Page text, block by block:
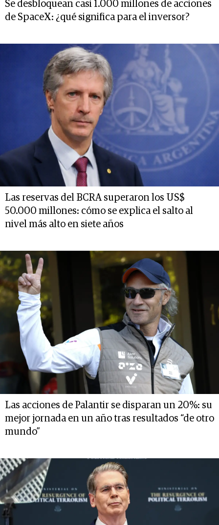
Se desbloquean casi 1.000 millones de acciones
de SpaceX: ¿qué significa para el inversor?
Las reservas del BCRA superaron los US$
50.000 millones: cómo se explica el salto al
nivel más alto en siete años
Las acciones de Palantir se disparan un 20%: su
mejor jornada en un año tras resultados “de otro
mundo”